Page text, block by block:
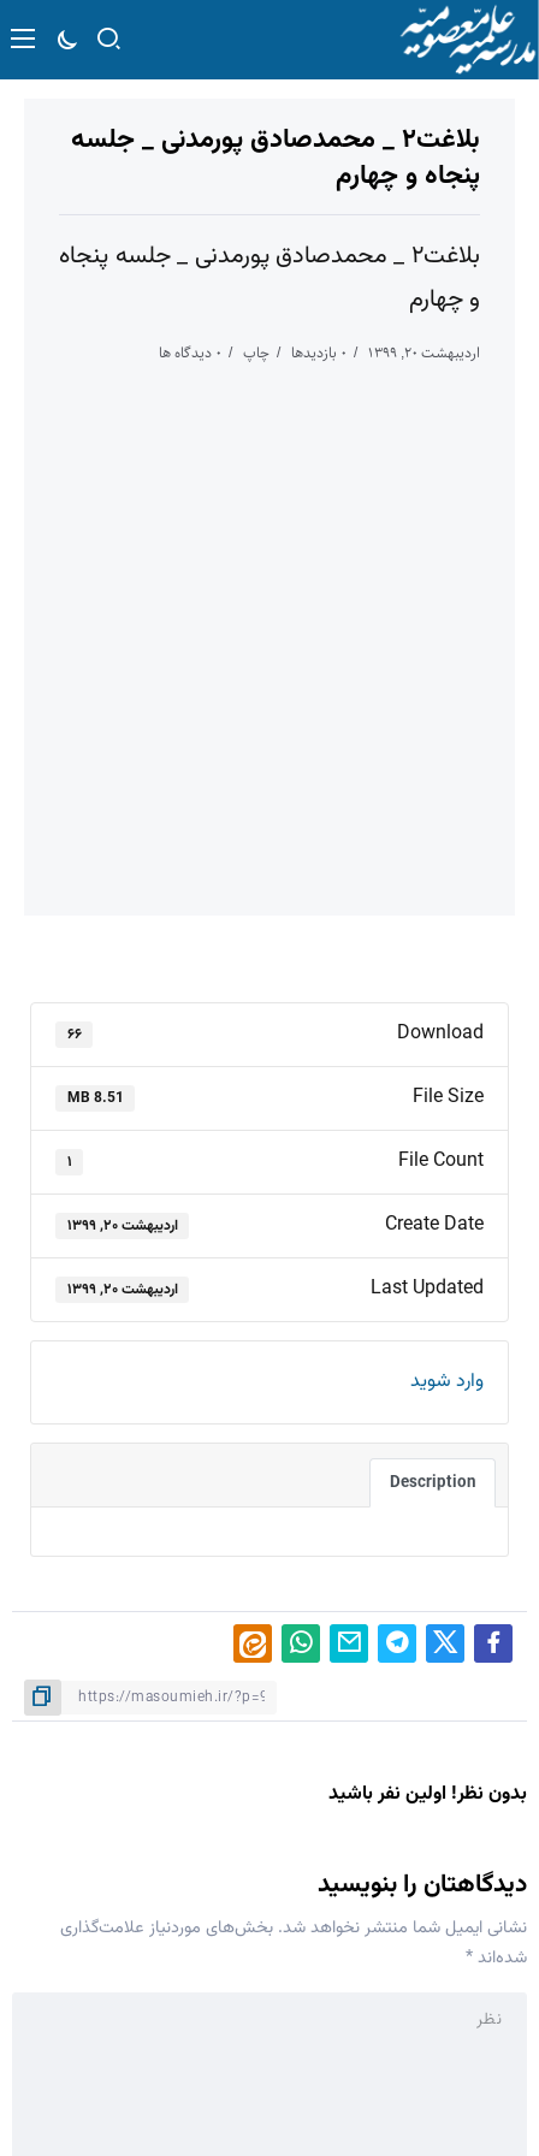
بلاغت۲ _ محمدصادق پورمدنی _ جلسه
پنجاه و چهارم
بلاغت۲ _ محمدصادق پورمدنی _ جلسه پنجاه
و چهارم
اردیبهشت ۲۰, ۱۳۹۹ ۰ بازدیدها چاپ ۰ دیدگاه ها
Download ۶۶
File Size
8.51 MB
File Count ۱
Create Date اردیبهشت ۲۰, ۱۳۹۹
Last Updated اردیبهشت ۲۰, ۱۳۹۹
وارد شوید
Description
بدون نظر! اولین نفر باشید
دیدگاهتان را بنویسید
نشانی ایمیل شما منتشر نخواهد شد. بخش‌های موردنیاز علامت‌گذاری
شده‌اند*